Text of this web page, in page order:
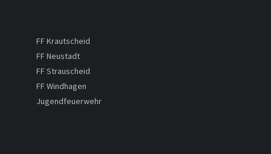
FF Krautscheid
FF Neustadt
FF Strauscheid
FF Windhagen
Jugendfeuerwehr